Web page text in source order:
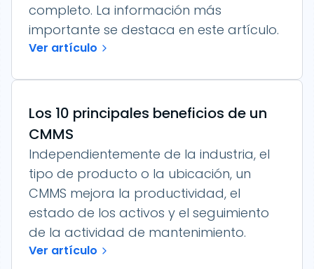
completo. La información más
importante se destaca en este artículo.
Ver artículo
Los 10 principales beneficios de un
CMMS
Independientemente de la industria, el
tipo de producto o la ubicación, un
CMMS mejora la productividad, el
estado de los activos y el seguimiento
de la actividad de mantenimiento.
Ver artículo